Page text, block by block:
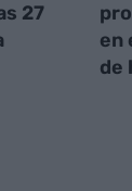
27
en
de